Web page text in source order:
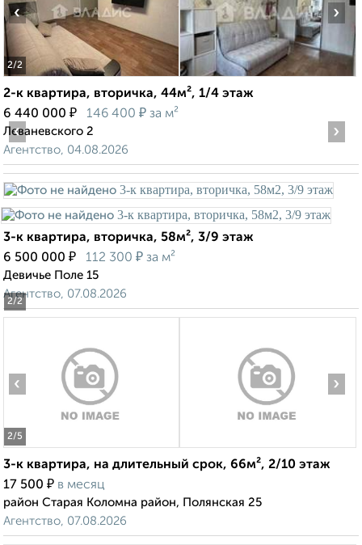
2/2
‹ ›
2-к квартира, вторичка, 44м², 1/4 этаж
6 440 000 ₽ 146 400 ₽ за м²
Леваневского 2
Агентство, 04.08.2026
2/2
‹ ›
3-к квартира, вторичка, 58м², 3/9 этаж
6 500 000 ₽ 112 300 ₽ за м²
Девичье Поле 15
Агентство, 07.08.2026
2/5
‹ ›
3-к квартира, на длительный срок, 66м², 2/10 этаж
17 500 ₽ в месяц
район Старая Коломна район, Полянская 25
Агентство, 07.08.2026